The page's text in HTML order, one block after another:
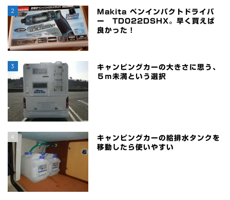
2
Makita ペンインパクトドライバ
ー TD022DSHX。早く買えば
良かった！
3
キャンピングカーの大きさに思う、
５ｍ未満という選択
4
キャンピングカーの給排水タンクを
移動したら使いやすい